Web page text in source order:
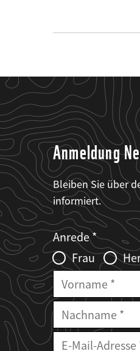
Anmeldung
Bleiben Sie über
informiert.
Web2Case
Infofelder
Fieldset
anrede_name
Anrede
Frau
Vorname
Nachname
E-
Mailadresse